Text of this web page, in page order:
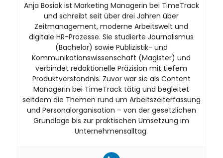
Anja Bosiok ist Marketing Managerin bei TimeTrack
und schreibt seit über drei Jahren über
Zeitmanagement, moderne Arbeitswelt und
digitale HR-Prozesse. Sie studierte Journalismus
(Bachelor) sowie Publizistik- und
Kommunikationswissenschaft (Magister) und
verbindet redaktionelle Präzision mit tiefem
Produktverständnis. Zuvor war sie als Content
Managerin bei TimeTrack tätig und begleitet
seitdem die Themen rund um Arbeitszeiterfassung
und Personalorganisation – von der gesetzlichen
Grundlage bis zur praktischen Umsetzung im
Unternehmensalltag.